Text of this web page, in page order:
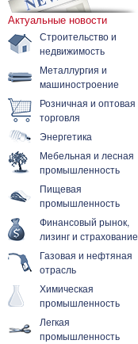
Актуальные новости
Строительство и
недвижимость
Металлургия и
машиностроение
Розничная и оптовая
торговля
Энергетика
Мебельная и лесная
промышленность
Пищевая
промышленность
Финансовый рынок,
лизинг и страхование
Газовая и нефтяная
отрасль
Химическая
промышленность
Легкая
промышленность